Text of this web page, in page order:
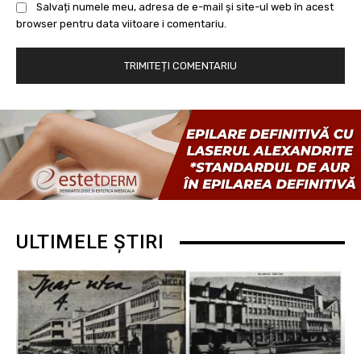
Salvați numele meu, adresa de e-mail și site-ul web în acest
browser pentru data viitoare i comentariu.
ULTIMELE ȘTIRI